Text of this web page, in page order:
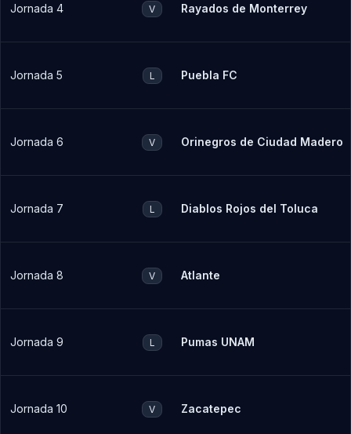
Jornada 4 V Rayados de Monterrey
Jornada 5 L Puebla FC
Jornada 6 V Orinegros de Ciudad Madero
Jornada 7 L Diablos Rojos del Toluca
Jornada 8 V Atlante
Jornada 9 L Pumas UNAM
Jornada 10 V Zacatepec